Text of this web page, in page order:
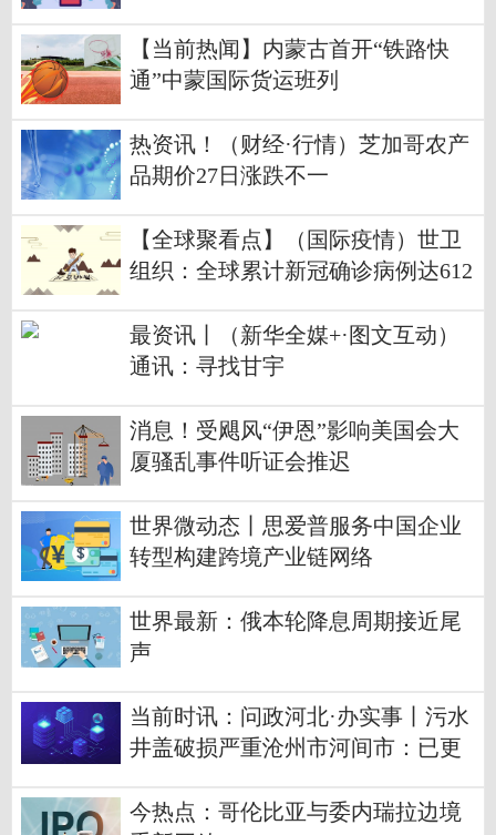
【当前热闻】内蒙古首开“铁路快
通”中蒙国际货运班列
热资讯！（财经·行情）芝加哥农产
品期价27日涨跌不一
【全球聚看点】（国际疫情）世卫
组织：全球累计新冠确诊病例达612
最资讯丨（新华全媒+·图文互动）
通讯：寻找甘宇
消息！受飓风“伊恩”影响美国会大
厦骚乱事件听证会推迟
世界微动态丨思爱普服务中国企业
转型构建跨境产业链网络
世界最新：俄本轮降息周期接近尾
声
当前时讯：问政河北·办实事丨污水
井盖破损严重沧州市河间市：已更
今热点：哥伦比亚与委内瑞拉边境